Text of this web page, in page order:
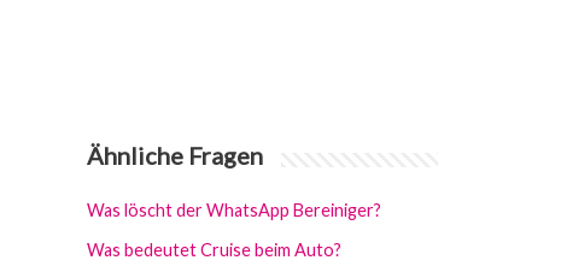
Ähnliche Fragen
Was löscht der WhatsApp Bereiniger?
Was bedeutet Cruise beim Auto?